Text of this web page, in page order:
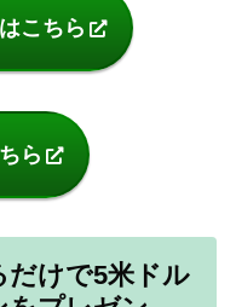
こちら
ら
だけで5米ドル